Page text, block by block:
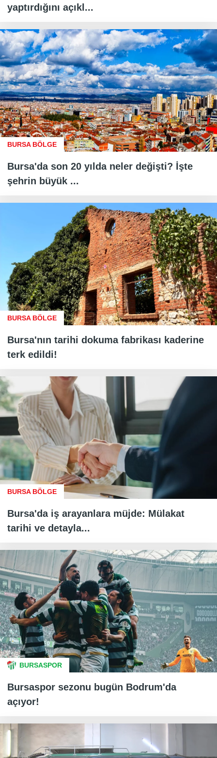
yaptırdığını açıkl...
BURSA BÖLGE
Bursa'da son 20 yılda neler değişti? İşte
şehrin büyük ...
BURSA BÖLGE
Bursa'nın tarihi dokuma fabrikası kaderine
terk edildi!
BURSA BÖLGE
Bursa'da iş arayanlara müjde: Mülakat
tarihi ve detayla...
BURSASPOR
Bursaspor sezonu bugün Bodrum'da
açıyor!